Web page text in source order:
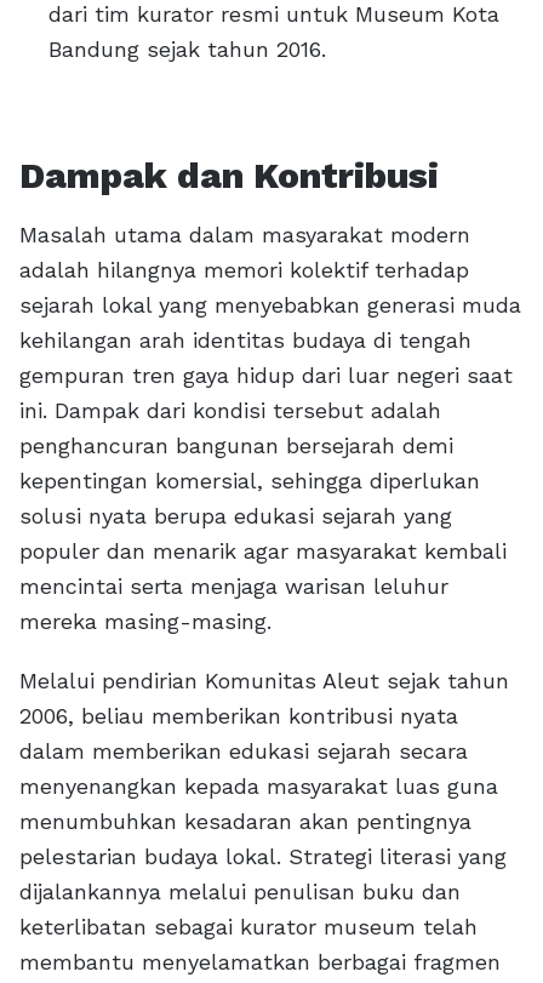
dari tim kurator resmi untuk Museum Kota
Bandung sejak tahun 2016.
Dampak dan Kontribusi
Masalah utama dalam masyarakat modern
adalah hilangnya memori kolektif terhadap
sejarah lokal yang menyebabkan generasi muda
kehilangan arah identitas budaya di tengah
gempuran tren gaya hidup dari luar negeri saat
ini. Dampak dari kondisi tersebut adalah
penghancuran bangunan bersejarah demi
kepentingan komersial, sehingga diperlukan
solusi nyata berupa edukasi sejarah yang
populer dan menarik agar masyarakat kembali
mencintai serta menjaga warisan leluhur
mereka masing-masing.
Melalui pendirian Komunitas Aleut sejak tahun
2006, beliau memberikan kontribusi nyata
dalam memberikan edukasi sejarah secara
menyenangkan kepada masyarakat luas guna
menumbuhkan kesadaran akan pentingnya
pelestarian budaya lokal. Strategi literasi yang
dijalankannya melalui penulisan buku dan
keterlibatan sebagai kurator museum telah
membantu menyelamatkan berbagai fragmen